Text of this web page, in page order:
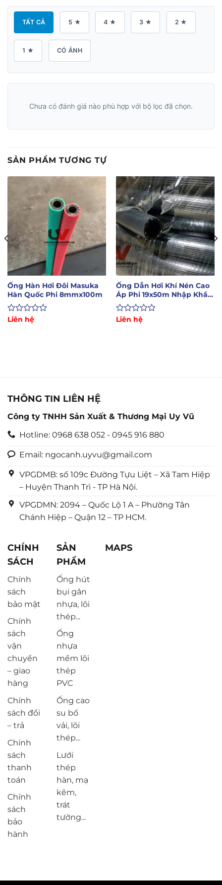
TẤT CẢ 5 ★ 4 ★ 3 ★ 2 ★
1 ★ CÓ ẢNH
Chưa có đánh giá nào phù hợp với bộ lọc đã chọn.
SẢN PHẨM TƯƠNG TỰ
Ống Hàn Hơi Đôi Masuka
Hàn Quốc Phi 8mmx100m
Được
Liên hệ
Ống Dẫn Hơi Khí Nén Cao
Áp Phi 19x50m Nhập Khẩu
Hàn Quốc
Được
Liên hệ
THÔNG TIN LIÊN HỆ
Công ty TNHH Sản Xuất & Thương Mại Uy Vũ
Hotline: 0968 638 052 - 0945 916 880
Email: ngocanh.uyvu@gmail.com
VPGDMB: số 109c Đường Tựu Liệt – Xã Tam Hiệp
– Huyện Thanh Trì - TP Hà Nội.
VPGDMN: 2094 – Quốc Lộ 1 A – Phường Tân
Chánh Hiệp – Quận 12 – TP HCM.
CHÍNH
SÁCH
Chính
sách
bảo mật
Chính
sách
vận
chuyển
– giao
hàng
Chính
sách đổi
– trả
Chính
sách
thanh
toán
Chính
sách
bảo
hành
SẢN
PHẨM
Ống hút
bụi gân
nhựa, lõi
thép...
Ống
nhựa
mềm lõi
thép
PVC
Ống cao
su bố
vải, lõi
thép...
Lưới
thép
hàn, mạ
kẽm,
trát
tường...
MAPS